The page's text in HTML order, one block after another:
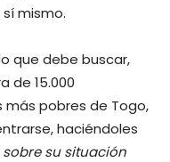
mismo.
que debe buscar,
de 15.000
más pobres de Togo,
haciéndoles
su situación